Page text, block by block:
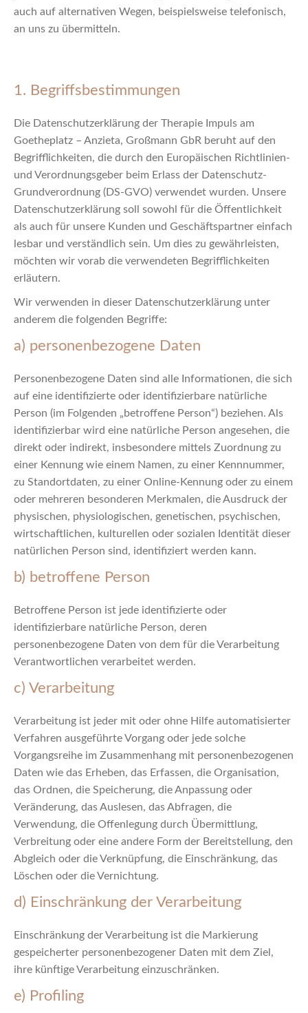
auch auf alternativen Wegen, beispielsweise telefonisch,
an uns zu übermitteln.
1. Begriffsbestimmungen
Die Datenschutzerklärung der Therapie Impuls am
Goetheplatz – Anzieta, Großmann GbR beruht auf den
Begrifflichkeiten, die durch den Europäischen Richtlinien-
und Verordnungsgeber beim Erlass der Datenschutz-
Grundverordnung (DS-GVO) verwendet wurden. Unsere
Datenschutzerklärung soll sowohl für die Öffentlichkeit
als auch für unsere Kunden und Geschäftspartner einfach
lesbar und verständlich sein. Um dies zu gewährleisten,
möchten wir vorab die verwendeten Begrifflichkeiten
erläutern.
Wir verwenden in dieser Datenschutzerklärung unter
anderem die folgenden Begriffe:
a) personenbezogene Daten
Personenbezogene Daten sind alle Informationen, die sich
auf eine identifizierte oder identifizierbare natürliche
Person (im Folgenden „betroffene Person“) beziehen. Als
identifizierbar wird eine natürliche Person angesehen, die
direkt oder indirekt, insbesondere mittels Zuordnung zu
einer Kennung wie einem Namen, zu einer Kennnummer,
zu Standortdaten, zu einer Online-Kennung oder zu einem
oder mehreren besonderen Merkmalen, die Ausdruck der
physischen, physiologischen, genetischen, psychischen,
wirtschaftlichen, kulturellen oder sozialen Identität dieser
natürlichen Person sind, identifiziert werden kann.
b) betroffene Person
Betroffene Person ist jede identifizierte oder
identifizierbare natürliche Person, deren
personenbezogene Daten von dem für die Verarbeitung
Verantwortlichen verarbeitet werden.
c) Verarbeitung
Verarbeitung ist jeder mit oder ohne Hilfe automatisierter
Verfahren ausgeführte Vorgang oder jede solche
Vorgangsreihe im Zusammenhang mit personenbezogenen
Daten wie das Erheben, das Erfassen, die Organisation,
das Ordnen, die Speicherung, die Anpassung oder
Veränderung, das Auslesen, das Abfragen, die
Verwendung, die Offenlegung durch Übermittlung,
Verbreitung oder eine andere Form der Bereitstellung, den
Abgleich oder die Verknüpfung, die Einschränkung, das
Löschen oder die Vernichtung.
d) Einschränkung der Verarbeitung
Einschränkung der Verarbeitung ist die Markierung
gespeicherter personenbezogener Daten mit dem Ziel,
ihre künftige Verarbeitung einzuschränken.
e) Profiling